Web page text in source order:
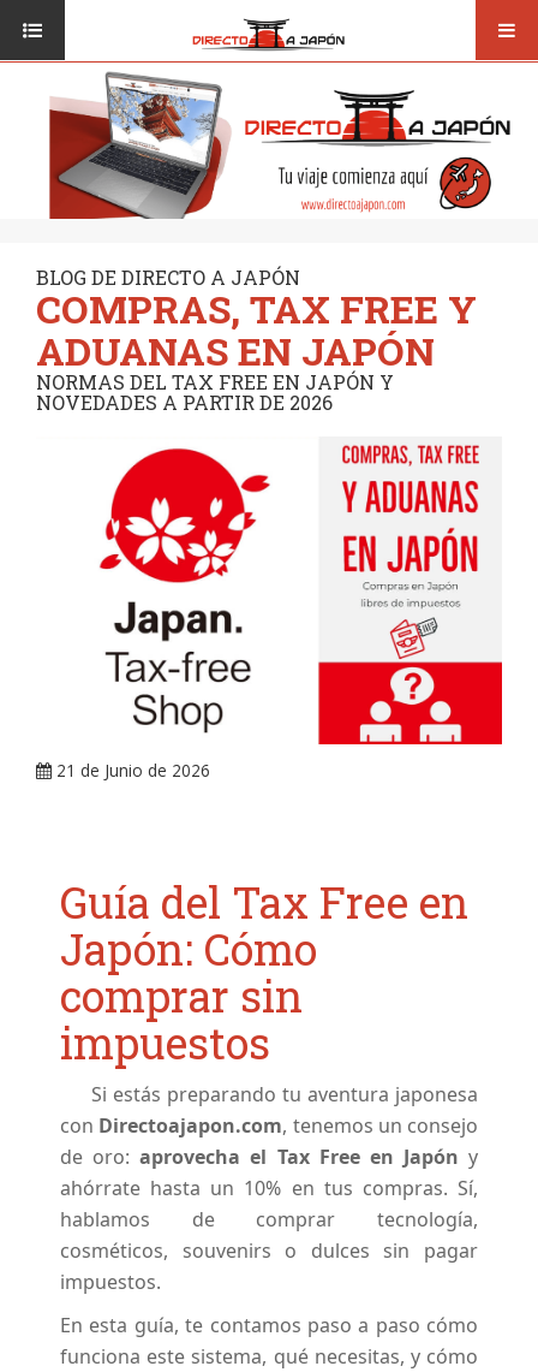
CONSEJOS
DESTINOS
RESTAURANTES
SEGUROS
ISI JAPANESE LANGUAGE SCHOOL
BLOG DE DIRECTO A JAPÓN
COMPRAS, TAX FREE Y
ADUANAS EN JAPÓN
NORMAS DEL TAX FREE EN JAPÓN Y
NOVEDADES A PARTIR DE 2026
21 de Junio de 2026
Guía del Tax Free en
Japón: Cómo
comprar sin
impuestos
Si estás preparando tu aventura japonesa
con Directoajapon.com, tenemos un consejo
de oro:aprovecha el Tax Free en Japón y
ahórrate hasta un 10% en tus compras. Sí,
hablamos de comprar tecnología,
cosméticos, souvenirs o dulces sin pagar
impuestos.
En esta guía, te contamos paso a paso cómo
funciona este sistema, qué necesitas, y cómo
VIAJAR A JAPÓN
VUELOS
TRANSPORTE
DESTINOS
RUTAS / MAPAS
CULTURA
RESTAURANTES
SEGUROS